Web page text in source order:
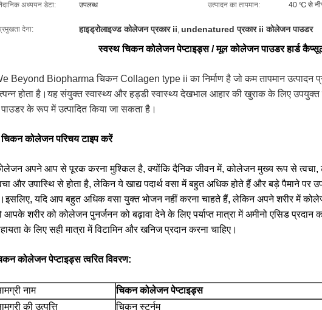
​​अध्ययन डेटा: उपलब्ध उत्पादन का तापमान: 40 ℃ से
देना: हाइड्रोलाइज्ड कोलेजन प्रकार ii, undenatured प्रकार ii कोलेजन पाउडर
स्वस्थ चिकन कोलेजन पेप्टाइड्स / मूल कोलेजन पाउडर हार्ड
Beyond Biopharma चिकन Collagen type ii का निर्माण है जो कम तापमान उत्पादन
होता है।यह संयुक्त स्वास्थ्य और हड्डी स्वास्थ्य देखभाल आहार की खुराक के लिए
के रूप में उत्पादित किया जा सकता है।
कोलेजन परिचय टाइप करें
अपने आप से पूरक करना मुश्किल है, क्योंकि दैनिक जीवन में, कोलेजन मुख्य रूप से त्वचा,
और उपास्थि से होता है, लेकिन ये खाद्य पदार्थ वसा में बहुत अधिक होते हैं और बड़े पैमाने पर
यदि आप बहुत अधिक वसा युक्त भोजन नहीं करना चाहते हैं, लेकिन अपने शरीर में
आपके शरीर को कोलेजन पुनर्जनन को बढ़ावा देने के लिए पर्याप्त मात्रा में अमीनो एसिड
के लिए सही मात्रा में विटामिन और खनिज प्रदान करना चाहिए।
कोलेजन पेप्टाइड्स त्वरित विवरण:
नाम
चिकन कोलेजन पेप्टाइड्स
की उत्पत्ति
चिकन स्टर्नम